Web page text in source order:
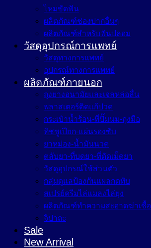
ไหมขัดฟัน
ผลิตภัณฑ์ช่องปากอื่นๆ
ผลิตภัณฑ์สำหรับฟันปลอม
วัสดุอุปกรณ์การแพทย์
วัสดุทางการแพทย์
อุปกรณ์ทางการแพทย์
ผลิตภัณฑ์ภายนอก
ถุงยางอนามัยและเจลหล่อลื่น
พลาสเตอร์ติดแก้ปวด
กระเป๋าน้ำร้อน-ที่ปั๊มนม-ถุงมือ
ทิชชูเปียก-แผ่นรองซับ
ยาหม่อง-น้ำมันนวด
ตลับยา-ที่บดยา-ที่ตัดเม็ดยา
วัสดุอุปกรณ์ใช้ส่วนตัว
กลุ่มดูแลป้องกันแผลกดทับ
สเปรย์ครีมไล่แมลงไล่ยุง
ผลิตภัณฑ์ทำความสะอาดฆ่าเชื้อ
จิปาถะ
Sale
New Arrival